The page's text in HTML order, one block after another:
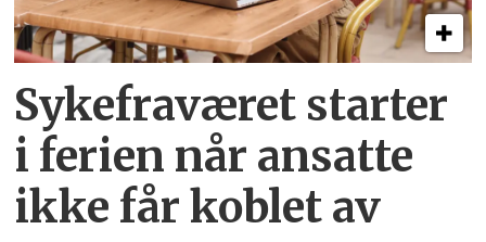
Sykefraværet starter
i ferien når ansatte
ikke får koblet av